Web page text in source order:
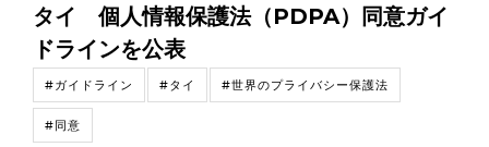
タイ 個人情報保護法（PDPA）同意ガイ
ドラインを公表
#ガイドライン #タイ #世界のプライバシー保護法
#同意